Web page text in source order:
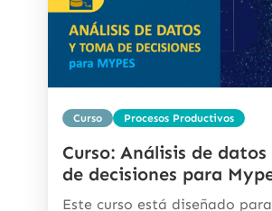
Curso Procesos Productivos
Curso: Análisis de
de decisiones para
Este curso está diseñado